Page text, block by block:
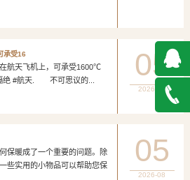
承受16
天飞机上，可承受1600℃
绝 #航天. 不可思议的...
05
2026-08
成了一个重要的问题。除
些实用的小物品可以帮助您保
05
2026-08
QQ在